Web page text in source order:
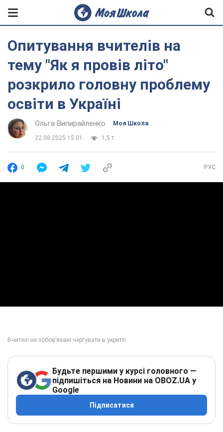
Опитування вчителів на
тему "Як я провів літо"
розкрило головну проблему
освіти в Україні
Ольга Випирайленко Моя Школа
22.08.2025 15:01 1,5 т.
0 РУС
Будьте першими у курсі головного —
підпишіться на Новини на OBOZ.UA у
Google
Підписатися